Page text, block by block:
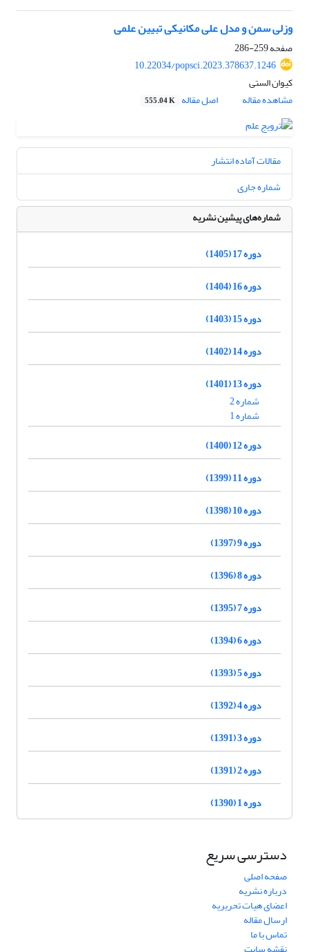
وزلی سمن و مدل علی مکانیکی تبیین علمی
صفحه259-286
10.22034/popsci.2023.378637.1246
کیوان الستی
مشاهده مقاله
اصل مقاله 555.04 K
مقالات آماده انتشار
شماره جاری
شماره‌های پیشین نشریه
دوره 17 (1405)
دوره 16 (1404)
دوره 15 (1403)
دوره 14 (1402)
دوره 13 (1401)
شماره 2
شماره 1
دوره 12 (1400)
دوره 11 (1399)
دوره 10 (1398)
دوره 9 (1397)
دوره 8 (1396)
دوره 7 (1395)
دوره 6 (1394)
دوره 5 (1393)
دوره 4 (1392)
دوره 3 (1391)
دوره 2 (1391)
دوره 1 (1390)
دسترسی سریع
صفحه اصلی
درباره نشریه
اعضای هیات تحریریه
ارسال مقاله
تماس با ما